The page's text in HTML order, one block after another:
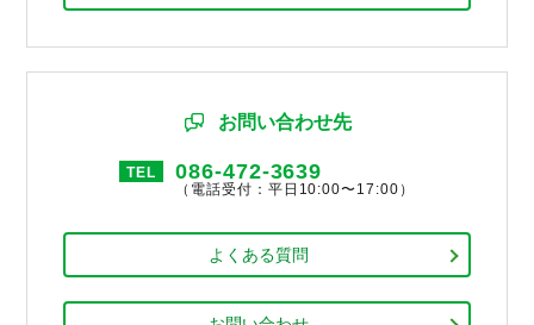
お問い合わせ先
TEL 086-472-3639
（電話受付：平日10:00〜17:00）
よくある質問